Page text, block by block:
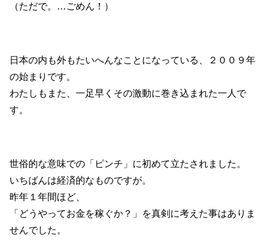
（ただで。…ごめん！）
日本の内も外もたいへんなことになっている、２００９年
の始まりです。
わたしもまた、一足早くその激動に巻き込まれた一人で
す。
世俗的な意味での「ピンチ」に初めて立たされました。
いちばんは経済的なものですが。
昨年１年間ほど、
「どうやってお金を稼ぐか？」を真剣に考えた事はありま
せんでした。